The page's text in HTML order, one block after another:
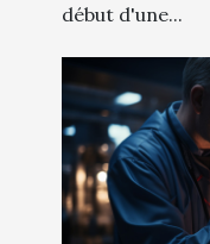
début d'une...